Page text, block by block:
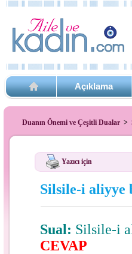
Açıklama
Duanın Önemi ve Çeşitli Dualar >
Yazıcı için
Silsile-i
Sual: Silsile-i
CEVAP